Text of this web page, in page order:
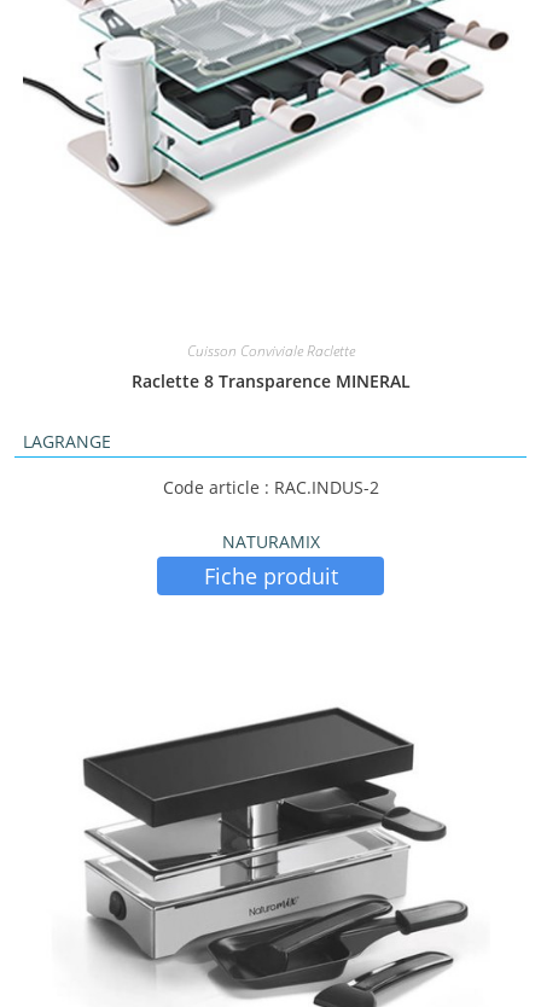
Cuisson Conviviale Raclette
Raclette 8 Transparence MINERAL
LAGRANGE
Code article : RAC.INDUS-2
NATURAMIX
Fiche produit